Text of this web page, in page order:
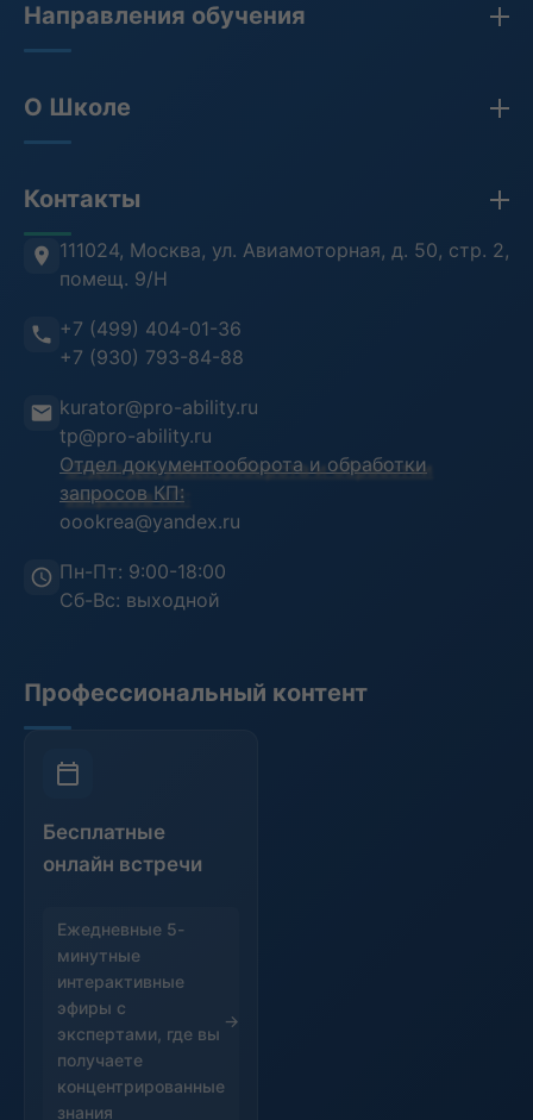
Направления обучения
Бухгалтерия
Противодействие коррупции
Антитеррористическая безопасность
Информационная безопасность
Воинский учет
О Школе
Лицензия
Проверка документов (ФРДО)
Отзывы клиентов
Преподаватели
Анкета слушателя
Контакты
111024, Москва, ул. Авиамоторная, д. 50, стр. 2,
помещ. 9/Н
+7 (499) 404-01-36
+7 (930) 793-84-88
kurator@pro-ability.ru
tp@pro-ability.ru
Отдел документооборота и обработки
запросов КП:
oookrea@yandex.ru
Пн-Пт: 9:00-18:00
Сб-Вс: выходной
Профессиональный контент
Бесплатные
онлайн встречи
Ежедневные 5-
минутные
интерактивные
эфиры с
экспертами, где вы
получаете
концентрированные
знания